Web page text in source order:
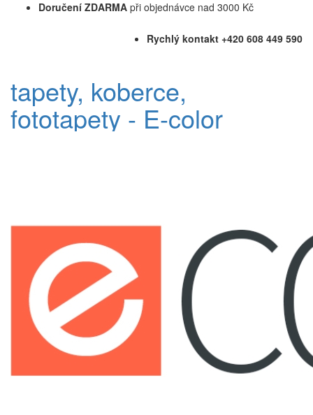
Doručení ZDARMA při objednávce nad 3000 Kč
Rychlý kontakt +420 608 449 590
tapety, koberce,
fototapety - E-color